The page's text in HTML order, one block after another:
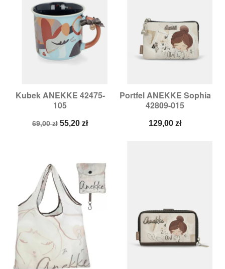
Kubek ANEKKE 42475-
105
Cena
69,00 zł Cena
55,20 zł
Portfel ANEKKE Sophia
42809-015
Cena
129,00 zł